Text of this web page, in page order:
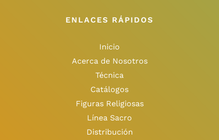
ENLACES RÁPIDOS
Inicio
Acerca de Nosotros
Técnica
Catálogos
Figuras Religiosas
Línea Sacro
Distribución